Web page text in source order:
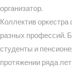
организатор.
Коллектив оркестра
разных профессий.
студенты и
протяжении ряда